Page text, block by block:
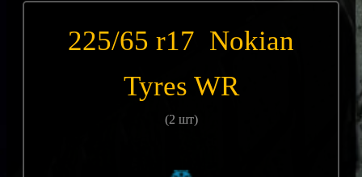
225/65 r17 Nokian
Tyres WR
(2 шт)